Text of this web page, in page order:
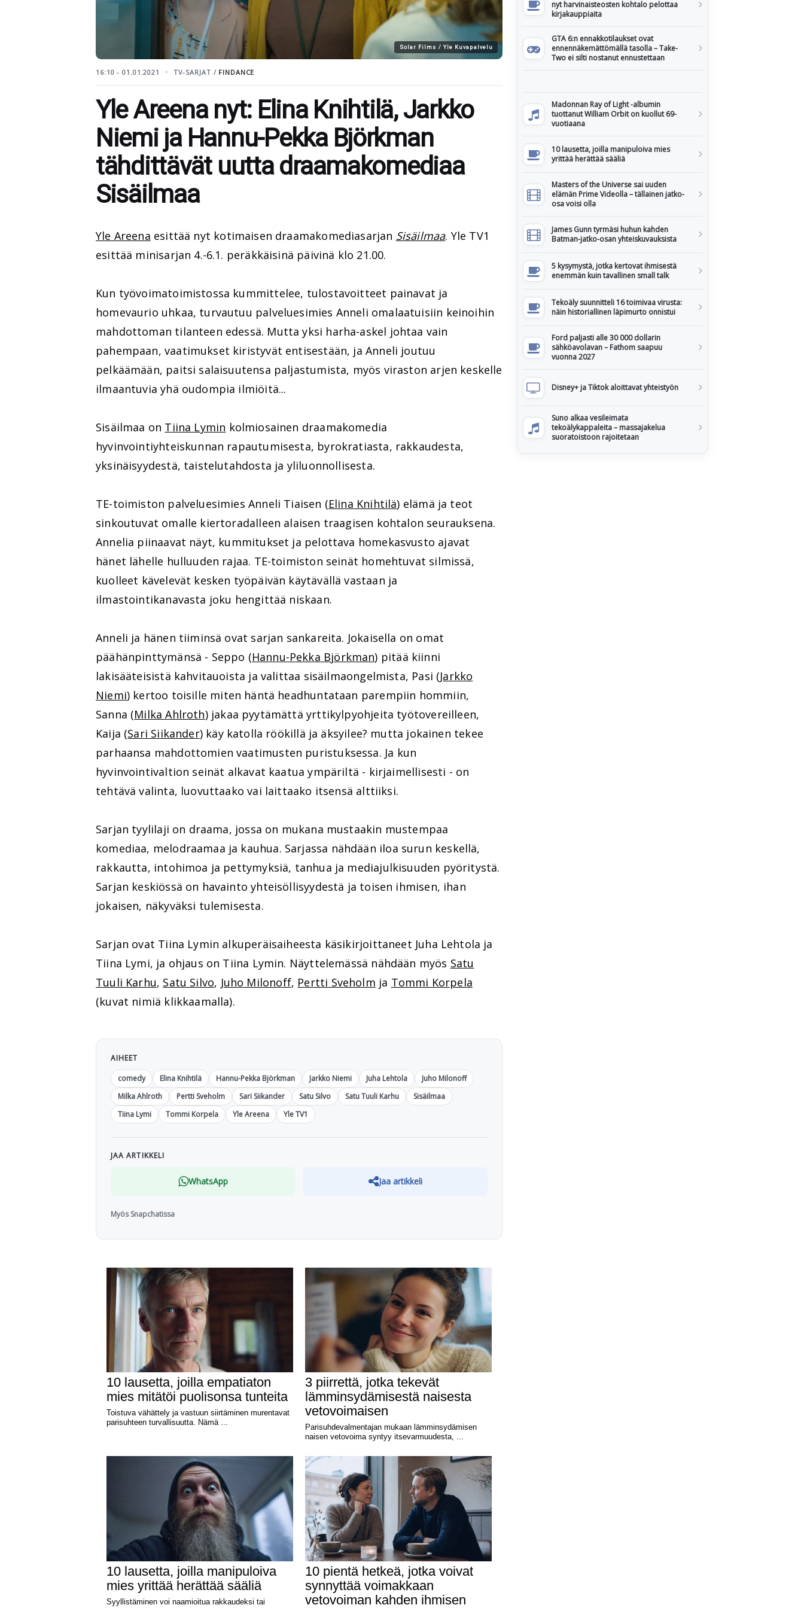
Solar Films / Yle Kuvapalvelu
16:10 - 01.01.2021 TV-SARJAT / FINDANCE
Yle Areena nyt: Elina Knihtilä, Jarkko
Niemi ja Hannu-Pekka Björkman
tähdittävät uutta draamakomediaa
Sisäilmaa
Yle Areena esittää nyt kotimaisen draamakomediasarjan Sisäilmaa. Yle TV1
esittää minisarjan 4.-6.1. peräkkäisinä päivinä klo 21.00.
Kun työvoimatoimistossa kummittelee, tulostavoitteet painavat ja
homevaurio uhkaa, turvautuu palveluesimies Anneli omalaatuisiin keinoihin
mahdottoman tilanteen edessä. Mutta yksi harha-askel johtaa vain
pahempaan, vaatimukset kiristyvät entisestään, ja Anneli joutuu
pelkäämään, paitsi salaisuutensa paljastumista, myös viraston arjen keskelle
ilmaantuvia yhä oudompia ilmiöitä...
Sisäilmaa on Tiina Lymin kolmiosainen draamakomedia
hyvinvointiyhteiskunnan rapautumisesta, byrokratiasta, rakkaudesta,
yksinäisyydestä, taistelutahdosta ja yliluonnollisesta.
TE-toimiston palveluesimies Anneli Tiaisen (Elina Knihtilä) elämä ja teot
sinkoutuvat omalle kiertoradalleen alaisen traagisen kohtalon seurauksena.
Annelia piinaavat näyt, kummitukset ja pelottava homekasvusto ajavat
hänet lähelle hulluuden rajaa. TE-toimiston seinät homehtuvat silmissä,
kuolleet kävelevät kesken työpäivän käytävällä vastaan ja
ilmastointikanavasta joku hengittää niskaan.
Anneli ja hänen tiiminsä ovat sarjan sankareita. Jokaisella on omat
päähänpinttymänsä - Seppo (Hannu-Pekka Björkman) pitää kiinni
lakisääteisistä kahvitauoista ja valittaa sisäilmaongelmista, Pasi (Jarkko
Niemi) kertoo toisille miten häntä headhuntataan parempiin hommiin,
Sanna (Milka Ahlroth) jakaa pyytämättä yrttikylpyohjeita työtovereilleen,
Kaija (Sari Siikander) käy katolla röökillä ja äksyilee? mutta jokainen tekee
parhaansa mahdottomien vaatimusten puristuksessa. Ja kun
hyvinvointivaltion seinät alkavat kaatua ympäriltä - kirjaimellisesti - on
tehtävä valinta, luovuttaako vai laittaako itsensä alttiiksi.
Sarjan tyylilaji on draama, jossa on mukana mustaakin mustempaa
komediaa, melodraamaa ja kauhua. Sarjassa nähdään iloa surun keskellä,
rakkautta, intohimoa ja pettymyksiä, tanhua ja mediajulkisuuden pyöritystä.
Sarjan keskiössä on havainto yhteisöllisyydestä ja toisen ihmisen, ihan
jokaisen, näkyväksi tulemisesta.
Sarjan ovat Tiina Lymin alkuperäisaiheesta käsikirjoittaneet Juha Lehtola ja
Tiina Lymi, ja ohjaus on Tiina Lymin. Näyttelemässä nähdään myös Satu
Tuuli Karhu, Satu Silvo, Juho Milonoff, Pertti Sveholm ja Tommi Korpela
(kuvat nimiä klikkaamalla).
AIHEET
comedy
Elina Knihtilä Hannu-Pekka Björkman Jarkko Niemi Juha Lehtola
Juho Milonoff
Milka Ahlroth
Pertti Sveholm Sari Siikander Satu Silvo Satu Tuuli Karhu
Sisäilmaa
Tiina Lymi
Tommi Korpela Yle Areena Yle TV1
JAA ARTIKKELI
WhatsApp Jaa artikkeli
Myös Snapchatissa
nyt harvinaisteosten kohtalo pelottaa
kirjakauppiaita
GTA 6:n ennakkotilaukset ovat
ennennäkemättömällä tasolla – Take-
Two ei silti nostanut ennustettaan
Madonnan Ray of Light -albumin
tuottanut William Orbit on kuollut 69-
vuotiaana
10 lausetta, joilla manipuloiva mies
yrittää herättää sääliä
Masters of the Universe sai uuden
elämän Prime Videolla – tällainen jatko-
osa voisi olla
James Gunn tyrmäsi huhun kahden
Batman-jatko-osan yhteiskuvauksista
5 kysymystä, jotka kertovat ihmisestä
enemmän kuin tavallinen small talk
Tekoäly suunnitteli 16 toimivaa virusta:
näin historiallinen läpimurto onnistui
Ford paljasti alle 30 000 dollarin
sähköavolavan – Fathom saapuu
vuonna 2027
Disney+ ja Tiktok aloittavat yhteistyön
Suno alkaa vesileimata
tekoälykappaleita – massajakelua
suoratoistoon rajoitetaan